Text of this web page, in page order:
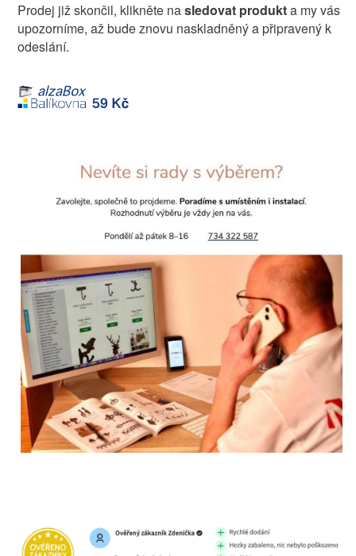
Prodej již skončil, klikněte nasledovat produkta my vás
upozorníme, až bude znovu naskladněný a připravený k
odeslání.